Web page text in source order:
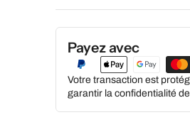
Payez avec
Votre transaction est
garantir la confidentialité